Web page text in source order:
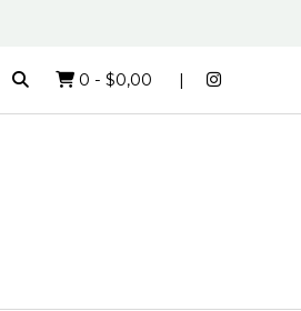
0 - $0,00